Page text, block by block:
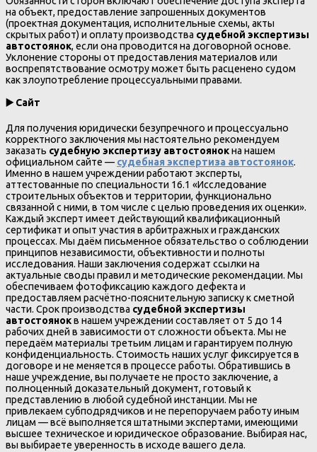
на объект, предоставление запрошенных документов
(проектная документация, исполнительные схемы, акты
скрытых работ) и оплату производства судебной экспертизы
автостоянок, если она проводится на договорной основе.
Уклонение стороны от предоставления материалов или
воспрепятствование осмотру может быть расценено судом
как злоупотребление процессуальными правами.
▶️ Сайт
Для получения юридически безупречного и процессуально
корректного заключения мы настоятельно рекомендуем
заказать судебную экспертизу автостоянокна нашем
официальном сайте — судебная экспертиза автостоянок.
Именно в нашем учреждении работают эксперты,
аттестованные по специальности 16.1 «Исследование
строительных объектов и территории, функционально
связанной с ними, в том числе с целью проведения их оценки».
Каждый эксперт имеет действующий квалификационный
сертификат и опыт участия в арбитражных и гражданских
процессах. Мы даём письменное обязательство о соблюдении
принципов независимости, объективности и полноты
исследования. Наши заключения содержат ссылки на
актуальные своды правил и методические рекомендации. Мы
обеспечиваем фотофиксацию каждого дефекта и
предоставляем расчётно-пояснительную записку к сметной
части. Срок производства судебной экспертизы
автостоянокв нашем учреждении составляет от 5 до 14
рабочих дней в зависимости от сложности объекта. Мы не
передаём материалы третьим лицам и гарантируем полную
конфиденциальность. Стоимость наших услуг фиксируется в
договоре и не меняется в процессе работы. Обратившись в
наше учреждение, вы получаете не просто заключение, а
полноценный доказательный документ, готовый к
представлению в любой судебной инстанции. Мы не
привлекаем субподрядчиков и не перепоручаем работу иным
лицам — всё выполняется штатными экспертами, имеющими
высшее техническое и юридическое образование. Выбирая нас,
вы выбираете уверенность в исходе вашего дела.